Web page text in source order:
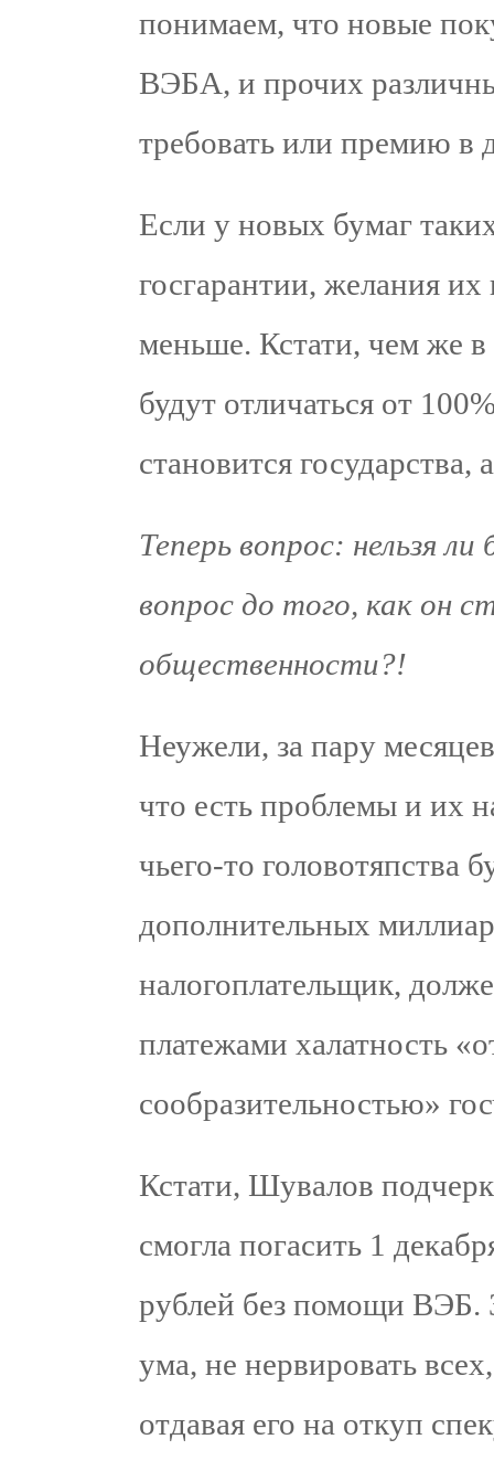
понимаем, что новые
ВЭБА, и прочих
требовать или премию в
Если у новых бумаг
госгарантии, желания их
меньше. Кстати, чем же в
будут отличаться от
становится государства,
Теперь вопрос: нельзя
вопрос до того, как он
общественности?!
Неужели, за пару
что есть проблемы и их
чьего-то головотяпства
дополнительных
налогоплательщик,
платежами халатность
сообразительностью»
Кстати, Шувалов
смогла погасить 1
рублей без помощи ВЭБ.
ума, не нервировать
отдавая его на откуп